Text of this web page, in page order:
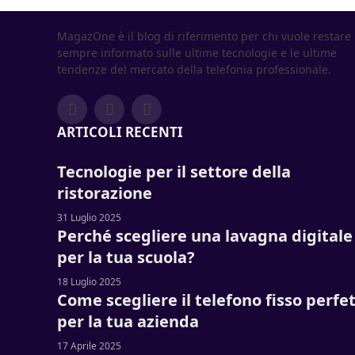
MagazOne è il blog di riferimento per chi vuole restare
sempre informato sulle ultime tecnologie e le ultime
tendenze del mercato della telefonia professionale.
FacebookYouTubeLinkedIn
ARTICOLI RECENTI
Tecnologie per il settore della
ristorazione
31 Luglio 2025
Perché scegliere una lavagna digitale
per la tua scuola?
18 Luglio 2025
Come scegliere il telefono fisso
per la tua azienda
17 Aprile 2025